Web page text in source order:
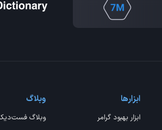
ابزارها
ابزار بهبود گرامر
وبلاگ
وبلاگ